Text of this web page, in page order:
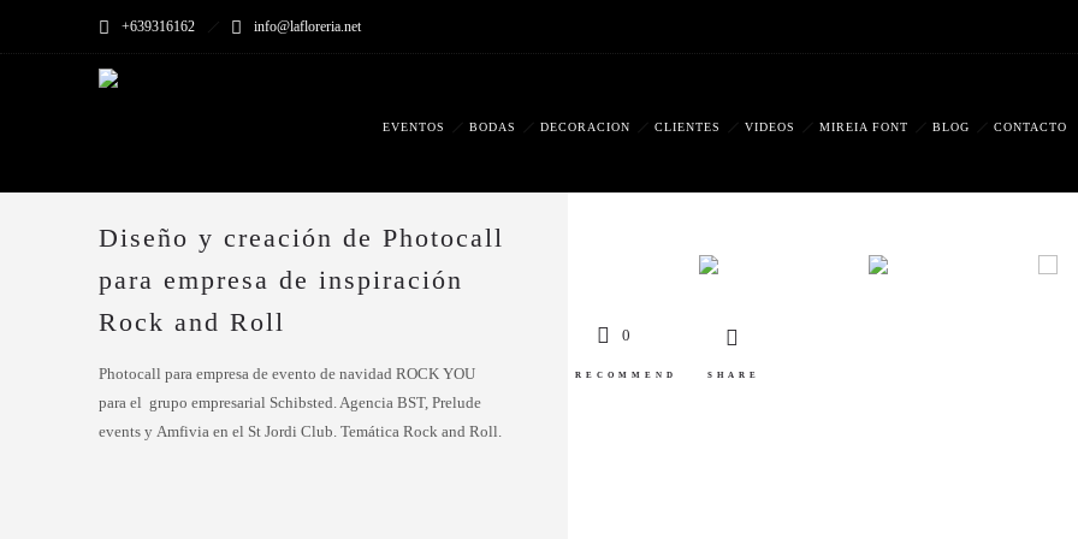
+639316162 info@lafloreria.net
EVENTOS BODAS DECORACIÓN CLIENTES VIDEOS MIREIA FONT BLOG CONTACTO
0
RECOMMEND SHARE
Diseño y creación de Photocall
para empresa de inspiración
Rock and Roll
Photocall para empresa de evento de navidad ROCK YOU
para el grupo empresarial Schibsted. Agencia BST, Prelude
events y Amfivia en el St Jordi Club. Temática Rock and Roll.